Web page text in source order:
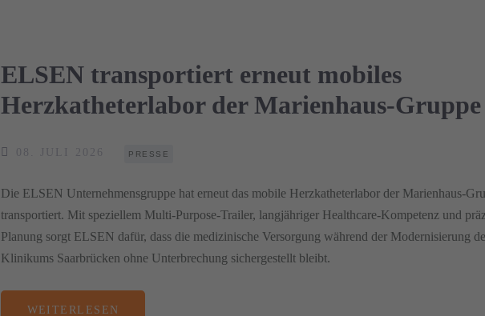
ELSEN transportiert erneut mobiles
Herzkatheterlabor der Marienhaus-Gruppe
08. JULI 2026 PRESSE
Die ELSEN Unternehmensgruppe hat erneut das mobile Herzkatheterlabor der Marienhaus-
transportiert. Mit speziellem Multi-Purpose-Trailer, langjähriger Healthcare-Kompetenz und
Planung sorgt ELSEN dafür, dass die medizinische Versorgung während der Modernisierung
Klinikums Saarbrücken ohne Unterbrechung sichergestellt bleibt.
WEITERLESEN